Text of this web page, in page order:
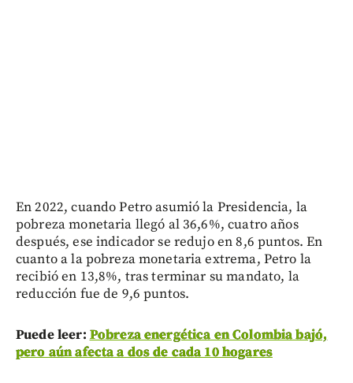
En 2022, cuando Petro asumió la Presidencia, la
pobreza monetaria llegó al 36,6%, cuatro años
después, ese indicador se redujo en 8,6 puntos. En
cuanto a la pobreza monetaria extrema, Petro la
recibió en 13,8%, tras terminar su mandato, la
reducción fue de 9,6 puntos.
Puede leer: Pobreza energética en Colombia bajó,
pero aún afecta a dos de cada 10 hogares